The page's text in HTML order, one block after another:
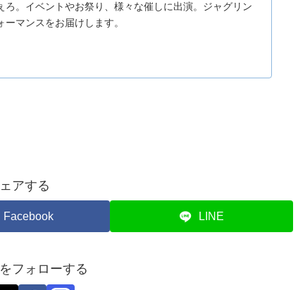
ろ。イベントやお祭り、様々な催しに出演。ジャグリン
マンスをお届けします。
アする
Facebook LINE
フォローする